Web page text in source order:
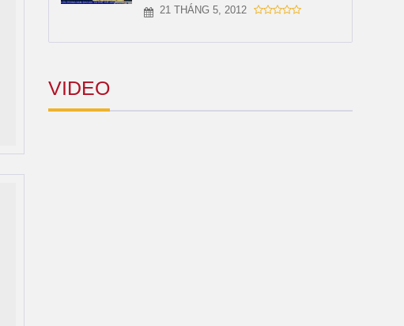
21 THÁNG 5, 2012
VIDEO